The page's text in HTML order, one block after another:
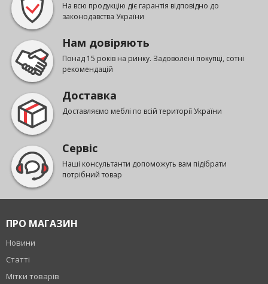
На всю продукцію діє гарантія відповідно до
законодавства України
Нам довіряють
Понад 15 років на ринку. Задоволені покупці, сотні
рекомендацій
Доставка
Доставляємо меблі по всій території України
Сервіс
Наші консультанти допоможуть вам підібрати
потрібний товар
ПРО МАГАЗИН
Новини
Статті
Мітки товарів